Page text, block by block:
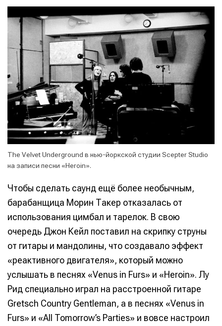
The Velvet Underground в нью-йоркской студии Scepter Studio
на записи песни «Heroin».
Чтобы сделать саунд ещё более необычным,
барабанщица Морин Такер отказалась от
использования цимбал и тарелок. В свою
очередь Джон Кейл поставил на скрипку струны
от гитары и мандолины, что создавало эффект
«реактивного двигателя», который можно
услышать в песнях «Venus in Furs» и «Heroin». Лу
Рид специально играл на расстроенной гитаре
Gretsch Country Gentleman, а в песнях «Venus in
Furs» и «All Tomorrow’s Parties» и вовсе настроил